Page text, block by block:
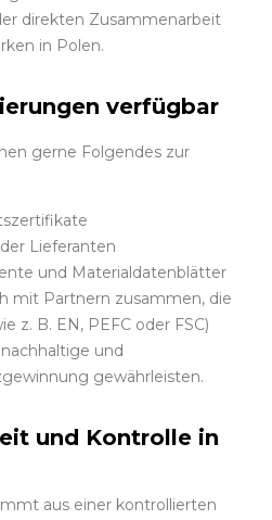
direkten Zusammenarbeit
in Polen.
verfügbar
gerne Folgendes zur
Lieferanten
und Materialdatenblätter
mit Partnern zusammen, die
z. B. EN, PEFC oder FSC)
und
gewährleisten.
und Kontrolle in
aus einer kontrollierten